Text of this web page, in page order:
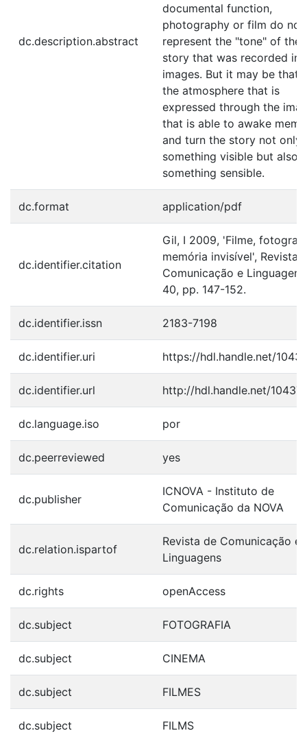
dc.description.abstract
documental function,
photography or film do not
represent the "tone" of the
story that was recorded in
images. But it may be that
the atmosphere that is
expressed through the
that is able to awake
and turn the story not only
something visible but also
something sensible.
dc.format application/pdf
dc.identifier.citation
Gil, I 2009, 'Filme,
memória invisível', Revista
Comunicação e
40, pp. 147-152.
dc.identifier.issn 2183-7198
dc.identifier.uri https://hdl.handle.net/
dc.identifier.url http://hdl.handle.net/
dc.language.iso por
dc.peerreviewed yes
dc.publisher
ICNOVA - Instituto de
Comunicação da NOVA
dc.relation.ispartof
Revista de Comunicação e
Linguagens
dc.rights openAccess
dc.subject FOTOGRAFIA
dc.subject CINEMA
dc.subject FILMES
dc.subject FILMS